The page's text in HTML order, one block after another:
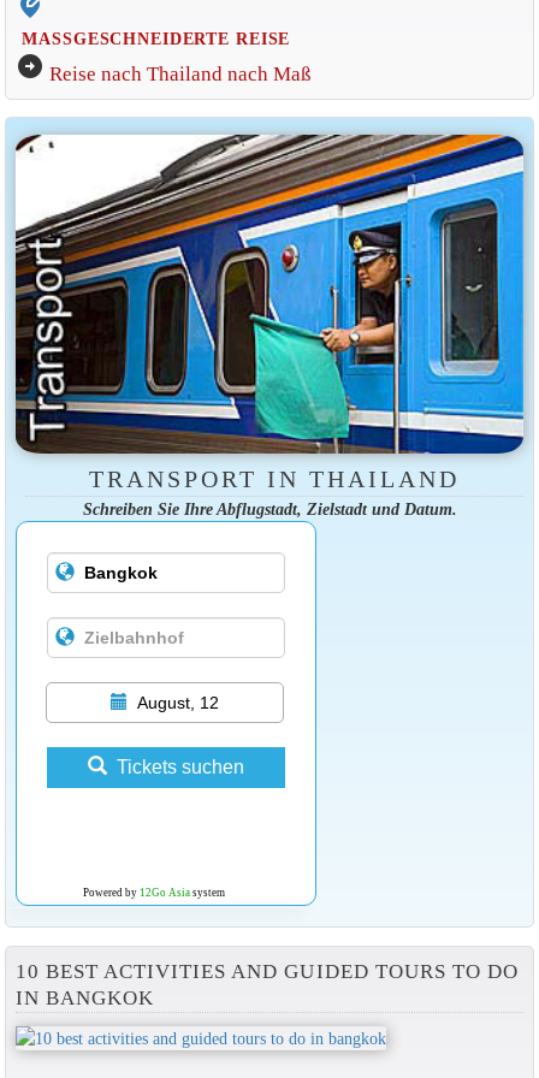
edit_location_alt
MASSGESCHNEIDERTE REISE
arrow_circle_right Reise nach Thailand nach Maß
TRANSPORT IN THAILAND
Schreiben Sie Ihre Abflugstadt, Zielstadt und Datum.
August, 12
Tickets suchen
Powered by 12Go Asiasystem
10 BEST ACTIVITIES AND GUIDED TOURS TO DO
IN BANGKOK